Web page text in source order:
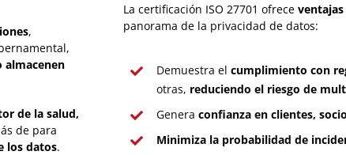
,
almacenen
de la salud,
de para
los datos.
La certificación ISO 27701 ofrece
panorama de la privacidad de datos:
Demuestra elcumplimiento con
otras, reduciendo el riesgo de
Generaconfianza en clientes,
Minimiza la probabilidad de